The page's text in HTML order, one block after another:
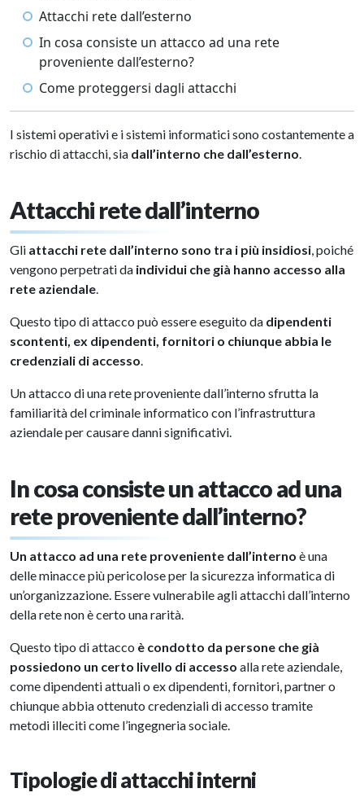
Attacchi rete dall’esterno
In cosa consiste un attacco ad una rete
proveniente dall’esterno?
Come proteggersi dagli attacchi
I sistemi operativi e i sistemi informatici sono costantemente a
rischio di attacchi, sia dall’interno che dall’esterno.
Attacchi rete dall’interno
Gli attacchi rete dall’interno sono tra i più insidiosi, poiché
vengono perpetrati da individui che già hanno accesso alla
rete aziendale.
Questo tipo di attacco può essere eseguito da dipendenti
scontenti, ex dipendenti, fornitori o chiunque abbia le
credenziali di accesso.
Un attacco di una rete proveniente dall’interno sfrutta la
familiarità del criminale informatico con l’infrastruttura
aziendale per causare danni significativi.
In cosa consiste un attacco ad una
rete proveniente dall’interno?
Un attacco ad una rete proveniente dall’interno è una
delle minacce più pericolose per la sicurezza informatica di
un’organizzazione. Essere vulnerabile agli attacchi dall’interno
della rete non è certo una rarità.
Questo tipo di attacco è condotto da persone che già
possiedono un certo livello di accesso alla rete aziendale,
come dipendenti attuali o ex dipendenti, fornitori, partner o
chiunque abbia ottenuto credenziali di accesso tramite
metodi illeciti come l’ingegneria sociale.
Tipologie di attacchi interni